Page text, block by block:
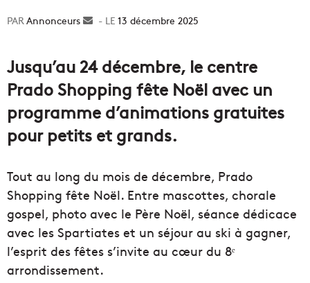
Annonceurs
Envoyer13 décembre 2025
Jusqu’au 24 décembre, le centre
Prado Shopping fête Noël avec un
programme d’animations gratuites
pour petits et grands.
Tout au long du mois de décembre, Prado
Shopping fête Noël. Entre mascottes, chorale
gospel, photo avec le Père Noël, séance dédicace
avec les Spartiates et un séjour au ski à gagner,
l’esprit des fêtes s’invite au cœur du 8ᵉ
arrondissement.